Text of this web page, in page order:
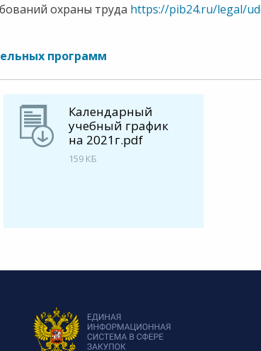
охраны труда https://pib24.ru/legal/
программ
Календарный
учебный график
на 2021г.pdf
159 КБ